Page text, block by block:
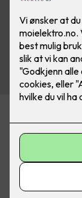
du pusser opp
overflater og
lista. Det er